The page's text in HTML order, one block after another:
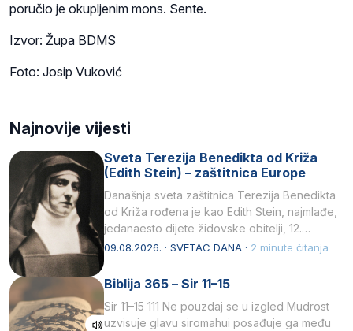
poručio je okupljenim mons. Sente.
Izvor: Župa BDMS
Foto: Josip Vuković
Najnovije vijesti
Sveta Terezija Benedikta od Križa
(Edith Stein) – zaštitnica Europe
Današnja sveta zaštitnica Terezija Benedikta
od Križa rođena je kao Edith Stein, najmlađe,
jedanaesto dijete židovske obitelji, 12.
listopada 1891, u Wrocławu…
09.08.2026. · SVETAC DANA · 2 minute čitanja
Biblija 365 – Sir 11–15
Sir 11–15 111 Ne pouzdaj se u izgled Mudrost
uzvisuje glavu siromahui posađuje ga među